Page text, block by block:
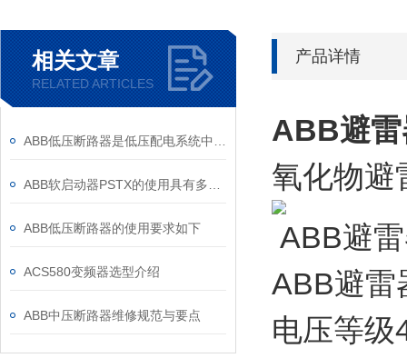
相关文章
RELATED ARTICLES
ABB低压断路器的使用要求如下
ACS580变频器选型介绍
ABB中压断路器维修规范与要点
产品详情
ABB避
氧化物
ABB避
ABB避雷
电压等